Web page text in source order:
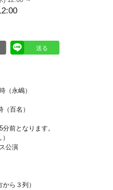
永嶋）
百名）
前となります。
公演
ら３列）